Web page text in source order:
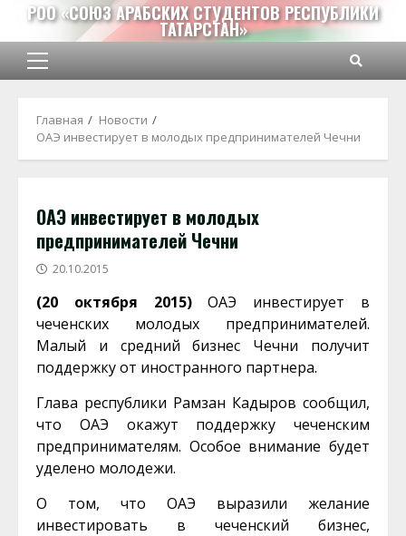
Перейти
содержимому
РОО «СОЮЗ АРАБСКИХ СТУДЕНТОВ РЕСПУБЛИКИ
ТАТАРСТАН»
Основное
Главная
Новости
ОАЭ инвестирует в молодых предпринимателей Чечни
ОАЭ инвестирует в молодых
предпринимателей Чечни
20.10.2015
(20 октября 2015)ОАЭ инвестирует в
чеченских молодых предпринимателей.
Малый и средний бизнес Чечни получит
поддержку от иностранного партнера.
Глава республики Рамзан Кадыров сообщил,
что ОАЭ окажут поддержку чеченским
предпринимателям. Особое внимание будет
уделено молодежи.
О том, что ОАЭ выразили желание
инвестировать в чеченский бизнес,